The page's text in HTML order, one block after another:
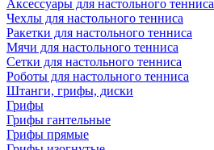
Аксессуары для настольного тенниса
Чехлы для настольного тенниса
Ракетки для настольного тенниса
Мячи для настольного тенниса
Сетки для настольного тенниса
Роботы для настольного тенниса
Штанги, грифы, диски
Грифы
Грифы гантельные
Грифы прямые